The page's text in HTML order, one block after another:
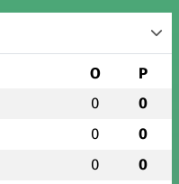
O P
0 0
0 0
0 0